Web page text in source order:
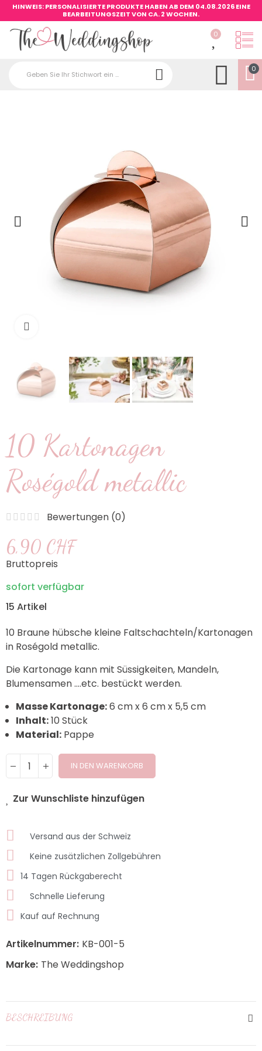
HINWEIS: PERSONALISIERTE PRODUKTE HABEN AB DEM 04.08.2026 EINE
BEARBEITUNGSZEIT VON CA. 2 WOCHEN.
0
0
10 Kartonagen
Roségold metallic
Bewertungen (0)
6,90 CHF
Bruttopreis
sofort verfügbar
15 Artikel
10 Braune hübsche kleine Faltschachteln/Kartonagen
in Roségold metallic.
Die Kartonage kann mit Süssigkeiten, Mandeln,
Blumensamen ....etc. bestückt werden.
Masse Kartonage:6 cm x 6 cm x 5,5 cm
Inhalt:10 Stück
Material: Pappe
IN DEN WARENKORB
Zur Wunschliste hinzufügen
Versand aus der Schweiz
Keine zusätzlichen Zollgebühren
14 Tagen Rückgaberecht
Schnelle Lieferung
Kauf auf Rechnung
Artikelnummer: KB-001-5
Marke: The Weddingshop
BESCHREIBUNG